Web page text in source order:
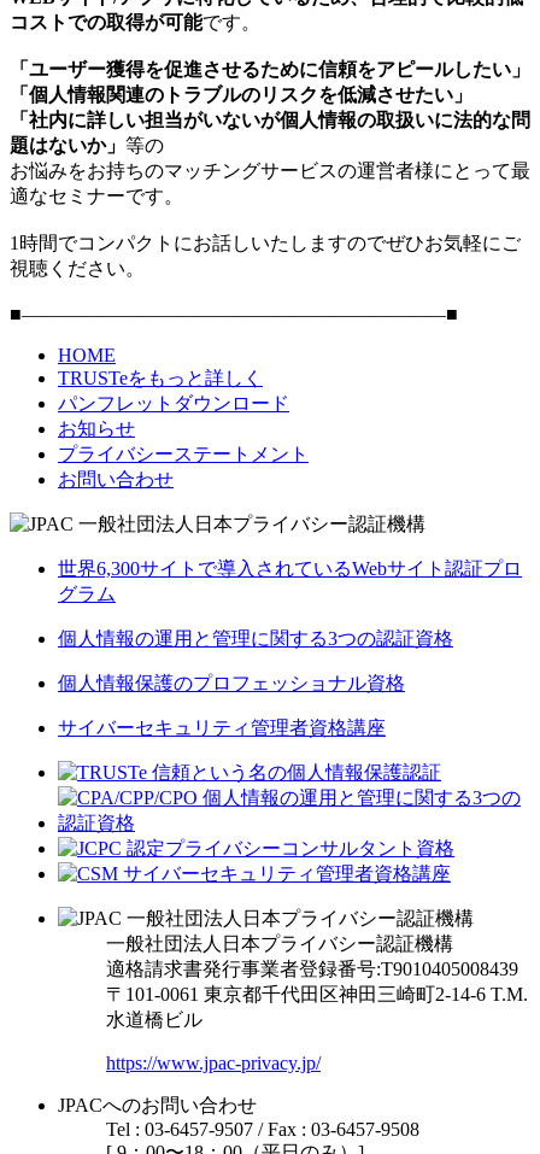
コストでの取得が可能です。
「ユーザー獲得を促進させるために信頼をアピールしたい」
「個人情報関連のトラブルのリスクを低減させたい」
「社内に詳しい担当がいないが個人情報の取扱いに法的な問
題はないか」 等の
お悩みをお持ちのマッチングサービスの運営者様にとって最
適なセミナーです。
1時間でコンパクトにお話しいたしますのでぜひお気軽にご
視聴ください。
■――――――――――――――――――――――■
HOME
TRUSTeをもっと詳しく
パンフレットダウンロード
お知らせ
プライバシーステートメント
お問い合わせ
世界6,300サイトで導入されているWebサイト認証プロ
グラム
個人情報の運用と管理に関する3つの認証資格
個人情報保護のプロフェッショナル資格
サイバーセキュリティ管理者資格講座
一般社団法人日本プライバシー認証機構
適格請求書発行事業者登録番号:T9010405008439
〒101-0061 東京都千代田区神田三崎町2-14-6 T.M.
水道橋ビル
https://www.jpac-privacy.jp/
JPACへのお問い合わせ
Tel : 03-6457-9507 / Fax : 03-6457-9508